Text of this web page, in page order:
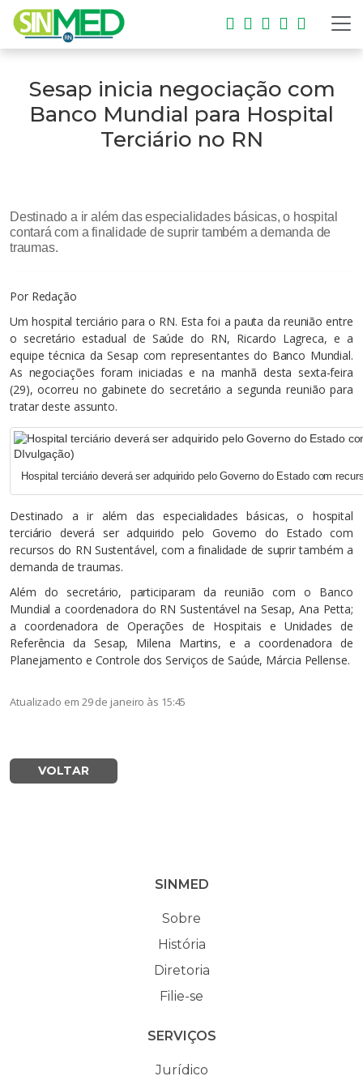
Sesap inicia negociação com
Banco Mundial para Hospital
Terciário no RN
Destinado a ir além das especialidades básicas, o hospital
contará com a finalidade de suprir também a demanda de
traumas.
Por Redação
Um hospital terciário para o RN. Esta foi a pauta da reunião entre
o secretário estadual de Saúde do RN, Ricardo Lagreca, e a
equipe técnica da Sesap com representantes do Banco Mundial.
As negociações foram iniciadas e na manhã desta sexta-feira
(29), ocorreu no gabinete do secretário a segunda reunião para
tratar deste assunto.
Hospital terciário deverá ser adquirido pelo Governo do Estado com
Destinado a ir além das especialidades básicas, o hospital
terciário deverá ser adquirido pelo Governo do Estado com
recursos do RN Sustentável, com a finalidade de suprir também a
demanda de traumas.
Além do secretário, participaram da reunião com o Banco
Mundial a coordenadora do RN Sustentável na Sesap, Ana Petta;
a coordenadora de Operações de Hospitais e Unidades de
Referência da Sesap, Milena Martins, e a coordenadora de
Planejamento e Controle dos Serviços de Saúde, Márcia Pellense.
Atualizado em 29 de janeiro às 15:45
VOLTAR
SINMED
Sobre
História
Diretoria
Filie-se
SERVIÇOS
Jurídico